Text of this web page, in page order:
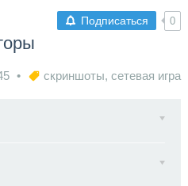
Подписаться 0
скриншоты, сетевая игра